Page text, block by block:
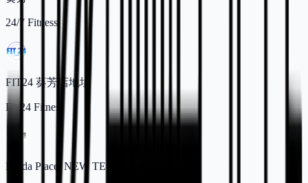
24/7 Fitness
FIT24 葵芳店地址
Fit 24 Fitness
Panda Place, NEW TERRITORIES